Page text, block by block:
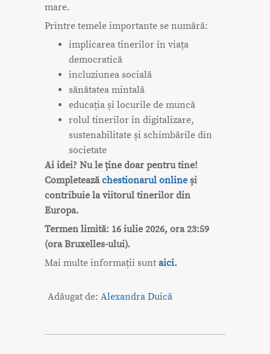
mare.
Printre temele importante se numără:
implicarea tinerilor în viața
democratică
incluziunea socială
sănătatea mintală
educația și locurile de muncă
rolul tinerilor în digitalizare,
sustenabilitate și schimbările din
societate
Ai idei? Nu le ține doar pentru tine!
Completeazăchestionarul online și
contribuie la viitorul tinerilor din
Europa.
Termen limită: 16 iulie 2026, ora 23:59
(ora Bruxelles-ului).
Mai multe informații sunt aici.
Adăugat de: Alexandra Duică